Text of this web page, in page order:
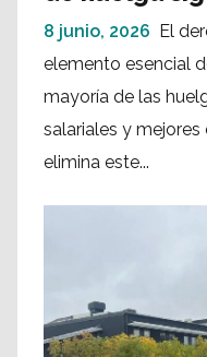
8 junio, 2026 El
elemento esencial
mayoría de las
salariales y
elimina este...